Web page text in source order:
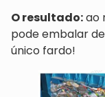
O resultado:ao
pode embalar
único fardo!